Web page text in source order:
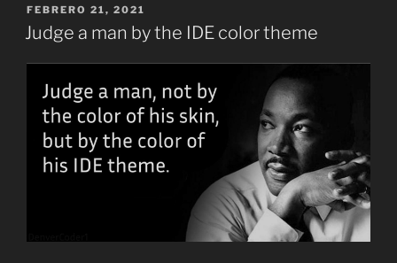
PUBLICADO
EL
FEBRERO 21, 2021
Judge a man by the IDE color theme